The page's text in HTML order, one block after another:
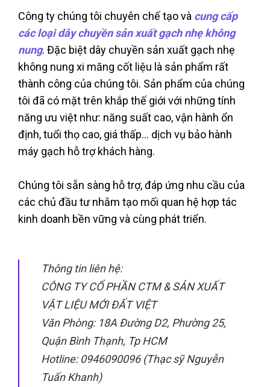
Công ty chúng tôi chuyên chế tạo và cung cấp
các loại dây chuyền sản xuất gạch nhẹ không
nung. Đặc biệt dây chuyền sản xuất gạch nhẹ
không nung xi măng cốt liệu là sản phẩm rất
thành công của chúng tôi. Sản phẩm của chúng
tôi đã có mặt trên khắp thế giới với những tính
năng ưu việt như: năng suất cao, vận hành ổn
định, tuổi thọ cao, giá thấp… dịch vụ bảo hành
máy gạch hỗ trợ khách hàng.
Chúng tôi sẵn sàng hỗ trợ, đáp ứng nhu cầu của
các chủ đầu tư nhằm tạo mối quan hệ hợp tác
kinh doanh bền vững và cùng phát triển.
Thông tin liên hệ:
CÔNG TY CỔ PHẦN CTM & SẢN XUẤT
VẬT LIỆU MỚI ĐẤT VIỆT
Văn Phòng: 18A Đường D2, Phường 25,
Quận Bình Thạnh, Tp HCM
Hotline: 0946090096 (Thạc sỹ Nguyễn
Tuấn Khanh)